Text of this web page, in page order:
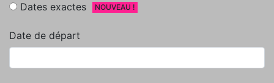
Dates exactes NOUVEAU !
Date de départ